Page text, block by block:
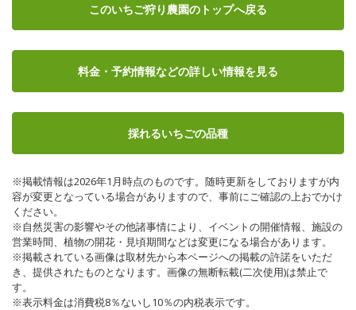
このいちご狩り農園のトップへ戻る
料金・予約情報などの詳しい情報を見る
採れるいちごの品種
※掲載情報は2026年1月時点のものです。随時更新をしておりますが内
容が変更となっている場合がありますので、事前にご確認の上おでかけ
ください。
※自然災害の影響やその他諸事情により、イベントの開催情報、施設の
営業時間、植物の開花・見頃期間などは変更になる場合があります。
※掲載されている画像は取材先から本ページへの掲載の許諾をいただ
き、提供されたものとなります。画像の無断転載(二次使用)は禁止で
す。
※表示料金は消費税8％ないし10％の内税表示です。